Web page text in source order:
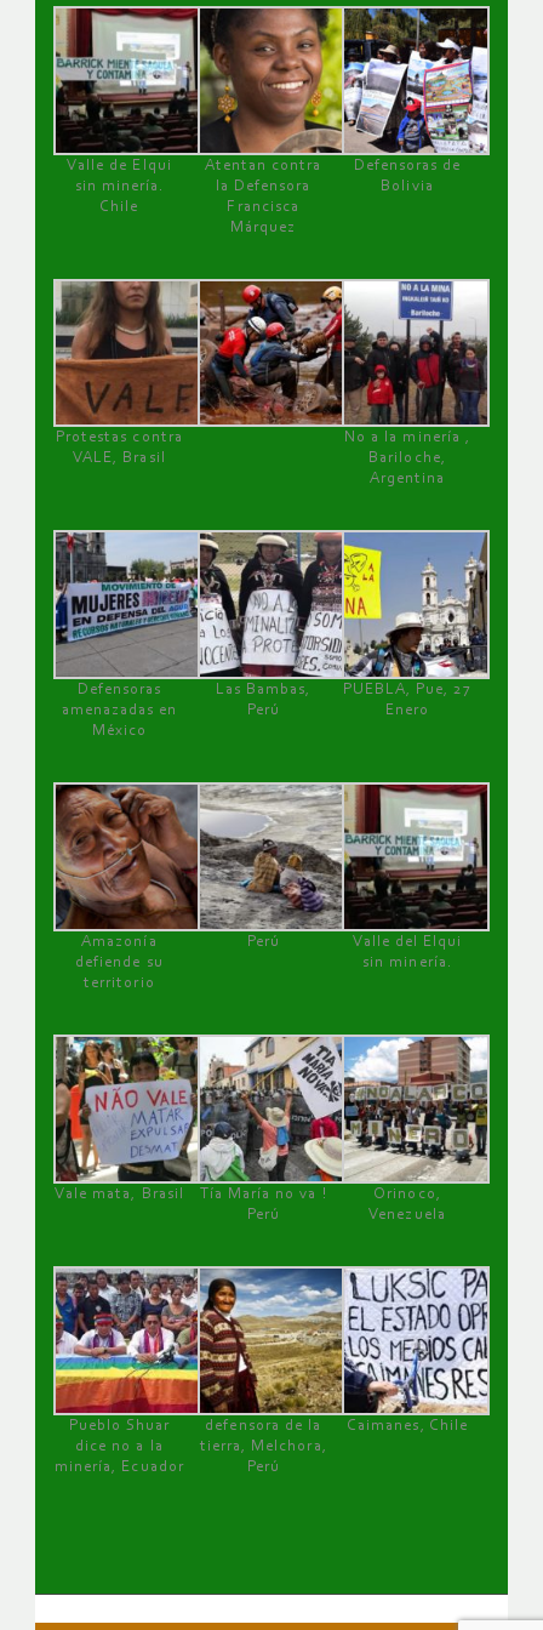
Valle de Elqui
sin minería.
Chile
Atentan contra
la Defensora
Francisca
Márquez
Defensoras de
Bolivia
Protestas contra
VALE, Brasil
No a la minería ,
Bariloche,
Argentina
Defensoras
amenazadas en
México
Las Bambas,
Perú
PUEBLA, Pue, 27
Enero
Amazonía
defiende su
territorio
Perú
Valle del Elqui
sin minería.
Vale mata, Brasil
Tía María no va !
Perú
Orinoco,
Venezuela
Pueblo Shuar
dice no a la
minería, Ecuador
defensora de la
tierra, Melchora,
Perú
Caimanes, Chile